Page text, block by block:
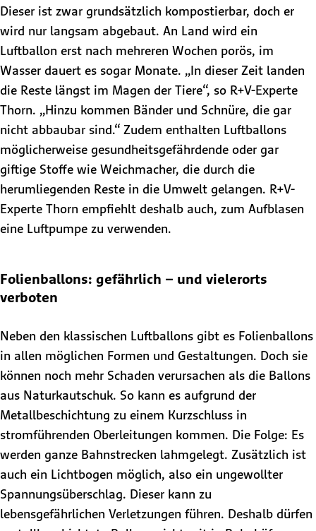
Dieser ist zwar grundsätzlich kompostierbar, doch er
wird nur langsam abgebaut. An Land wird ein
Luftballon erst nach mehreren Wochen porös, im
Wasser dauert es sogar Monate. „In dieser Zeit landen
die Reste längst im Magen der Tiere“, so R+V-Experte
Thorn. „Hinzu kommen Bänder und Schnüre, die gar
nicht abbaubar sind.“ Zudem enthalten Luftballons
möglicherweise gesundheitsgefährdende oder gar
giftige Stoffe wie Weichmacher, die durch die
herumliegenden Reste in die Umwelt gelangen. R+V-
Experte Thorn empfiehlt deshalb auch, zum Aufblasen
eine Luftpumpe zu verwenden.
Folienballons: gefährlich – und vielerorts
verboten
Neben den klassischen Luftballons gibt es Folienballons
in allen möglichen Formen und Gestaltungen. Doch sie
können noch mehr Schaden verursachen als die Ballons
aus Naturkautschuk. So kann es aufgrund der
Metallbeschichtung zu einem Kurzschluss in
stromführenden Oberleitungen kommen. Die Folge: Es
werden ganze Bahnstrecken lahmgelegt. Zusätzlich ist
auch ein Lichtbogen möglich, also ein ungewollter
Spannungsüberschlag. Dieser kann zu
lebensgefährlichen Verletzungen führen. Deshalb dürfen